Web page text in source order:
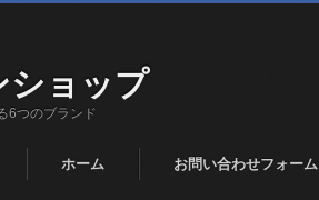
ョップ
6つのブランド
ホーム お問い合わせフォーム